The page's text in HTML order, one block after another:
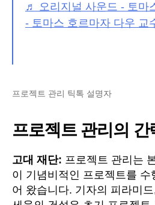
♬ 오리지널 사운드 - 토마
- 토마스 호르마자 다우 교
프로젝트 관리 틱톡 설명자
프로젝트 관리의 간
고대 재단: 프로젝트 관리는
이 기념비적인 프로젝트를 수
어 왔습니다. 기자의 피라미